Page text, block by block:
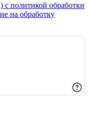
с политикой обработки
на обработку